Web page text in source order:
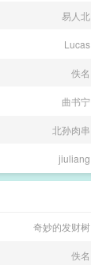
易人北
Lucas
佚名
曲书宁
北孙肉串
jiuliang
奇妙的发财树
佚名